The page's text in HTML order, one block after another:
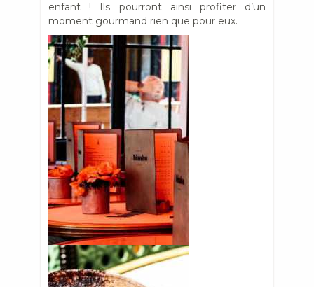
enfant ! Ils pourront ainsi profiter d’un
moment gourmand rien que pour eux.